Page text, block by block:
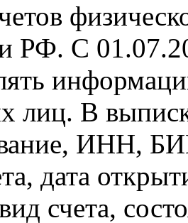
РФ. С
лиц. В
ИНН,
дата
счета,